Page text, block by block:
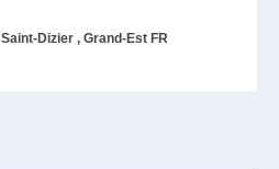
Saint-Dizier , Grand-Est FR